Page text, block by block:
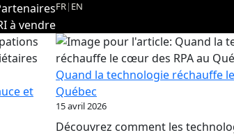
à vendre
FR| EN
et
Quand la technologie réchauffe
Québec
15 avril 2026
Découvrez comment les